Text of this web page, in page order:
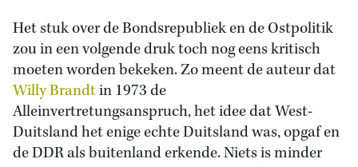
Het stuk over de Bondsrepubliek en de Ostpolitik
zou in een volgende druk toch nog eens kritisch
moeten worden bekeken. Zo meent de auteur dat
Willy Brandtin 1973 de
Alleinvertretungsanspruch, het idee dat West-
Duitsland het enige echte Duitsland was, opgaf en
de DDR als buitenland erkende. Niets is minder